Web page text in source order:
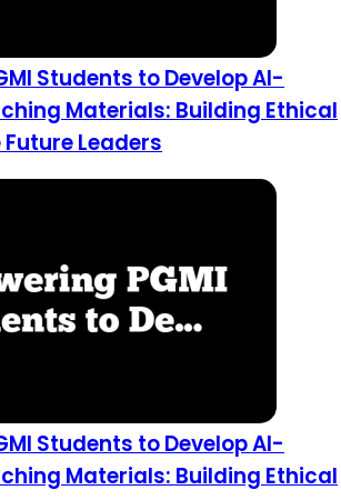
Students to Develop AI-
Materials: Building Ethical
Leaders
Students to Develop AI-
Materials: Building Ethical